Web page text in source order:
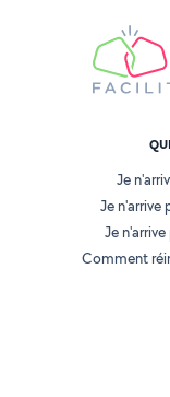
Je
Je n'arrive
Je
Comment